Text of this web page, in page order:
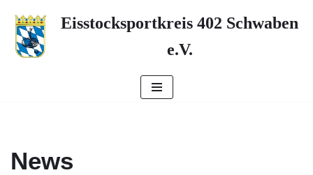
Zum
Inhalt
Eisstocksportkreis 402 Schwaben
e.V.
News